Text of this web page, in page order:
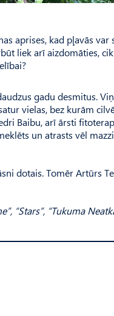
aprises, kad pļavās var
liek arī aizdomāties,
gadu desmitus.
vielas, bez kurām
Baibu, arī ārsti
un atrasts vēl
dotais. Tomēr Artūrs
“Stars”, “Tukuma